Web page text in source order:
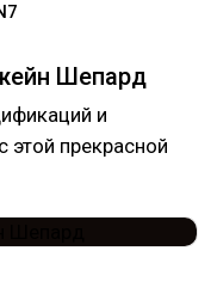
Шепард
и
этой прекрасной